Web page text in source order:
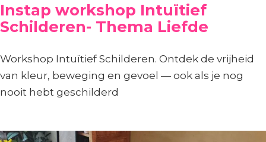
Instap workshop Intuïtief
Schilderen- Thema Liefde
Workshop Intuïtief Schilderen. Ontdek de vrijheid
van kleur, beweging en gevoel — ook als je nog
nooit hebt geschilderd